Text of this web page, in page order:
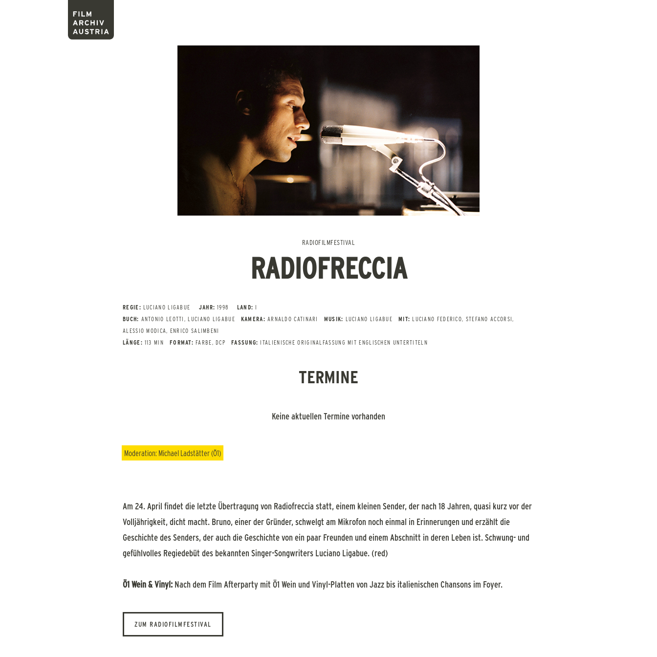
RADIOFILMFESTIVAL
RADIOFRECCIA
REGIE: LUCIANO LIGABUE JAHR: 1998 LAND: I
BUCH: ANTONIO LEOTTI, LUCIANO LIGABUE KAMERA: ARNALDO CATINARI MUSIK: LUCIANO LIGABUE MIT: LUCIANO FEDERICO, STEFANO ACCORSI,
ALESSIO MODICA, ENRICO SALIMBENI
LÄNGE: 113 MIN FORMAT: FARBE, DCP FASSUNG: ITALIENISCHE ORIGINALFASSUNG MIT ENGLISCHEN UNTERTITELN
TERMINE
Keine aktuellen Termine vorhanden
Moderation: Michael Ladstätter (Ö1)
Am 24. April findet die letzte Übertragung von Radiofreccia statt, einem kleinen Sender, der nach 18 Jahren, quasi kurz vor der
Volljährigkeit, dicht macht. Bruno, einer der Gründer, schwelgt am Mikrofon noch einmal in Erinnerungen und erzählt die
Geschichte des Senders, der auch die Geschichte von ein paar Freunden und einem Abschnitt in deren Leben ist. Schwung- und
gefühlvolles Regiedebüt des bekannten Singer-Songwriters Luciano Ligabue. (red)
Ö1 Wein & Vinyl: Nach dem Film Afterparty mit Ö1 Wein und Vinyl-Platten von Jazz bis italienischen Chansons im Foyer.
ZUM RADIOFILMFESTIVAL